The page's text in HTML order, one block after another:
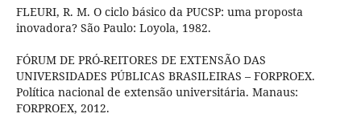
FLEURI, R. M. O ciclo básico da PUCSP: uma proposta
inovadora? São Paulo: Loyola, 1982.
FÓRUM DE PRÓ-REITORES DE EXTENSÃO DAS
UNIVERSIDADES PÚBLICAS BRASILEIRAS – FORPROEX.
Política nacional de extensão universitária. Manaus:
FORPROEX, 2012.